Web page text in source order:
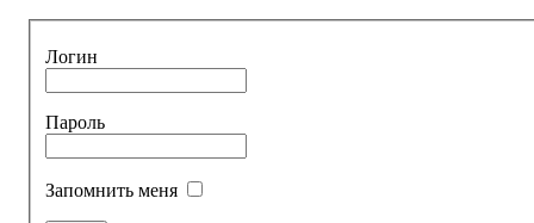
Логин
Пароль
Запомнить меня